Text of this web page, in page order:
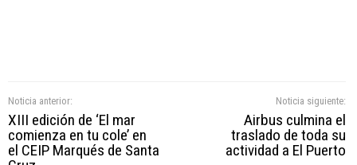
Noticia anterior:
XIII edición de ‘El mar
comienza en tu cole’ en
el CEIP Marqués de Santa
Noticia siguiente:
Airbus culmina el
traslado de toda su
actividad a El Puerto